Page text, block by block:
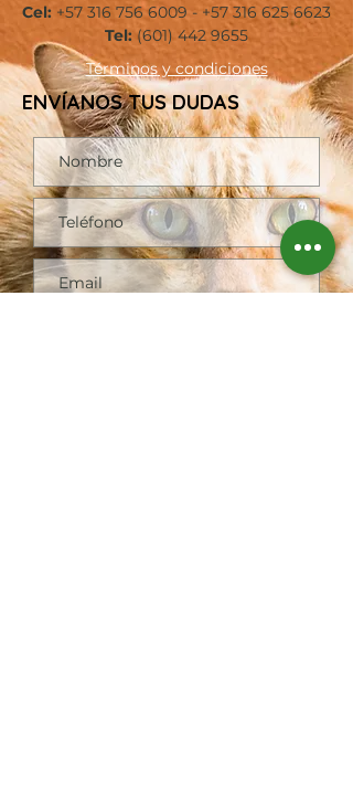
Cel: +57 316 756 6009 - +57 316 625 6623
Tel: (601) 442 9655
Términosy condiciones
ENVÍANOS TUS DUDAS